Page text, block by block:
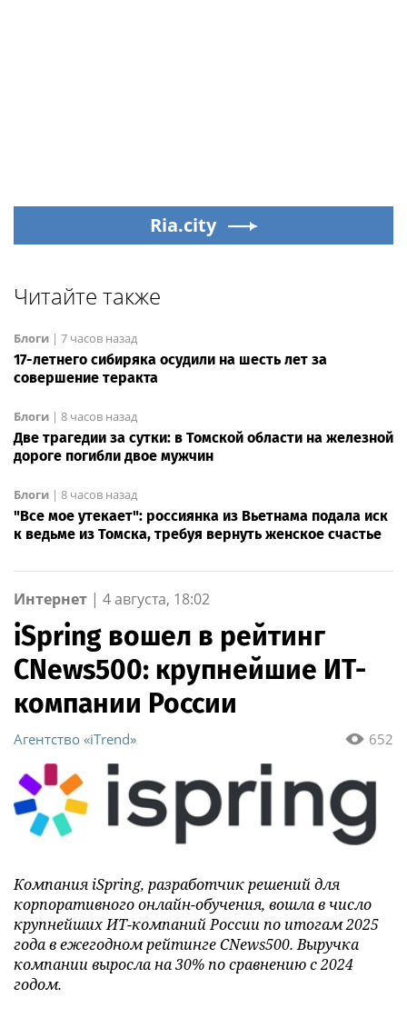
Ria.city
Читайте также
Блоги | 7 часов назад
17-летнего сибиряка осудили на шесть лет за
совершение теракта
Блоги | 8 часов назад
Две трагедии за сутки: в Томской области на железной
дороге погибли двое мужчин
Блоги | 8 часов назад
"Все мое утекает": россиянка из Вьетнама подала иск
к ведьме из Томска, требуя вернуть женское счастье
Интернет | 4 августа, 18:02
iSpring вошел в рейтинг
CNews500: крупнейшие ИТ-
компании России
652
Агентство «iTrend»
Компания iSpring, разработчик решений для
корпоративного онлайн-обучения, вошла в число
крупнейших ИТ-компаний России по итогам 2025
года в ежегодном рейтинге CNews500. Выручка
компании выросла на 30% по сравнению с 2024
годом.